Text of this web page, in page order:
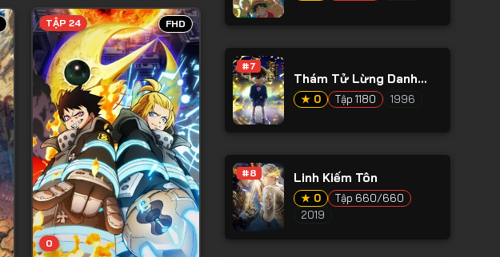
FHD
0
TẬP 24
#7
Thám Tử Lừng Danh
Conan
★ 0 Tập 1180 1996
#8 Linh Kiếm Tôn
★ 0
Tập 660/660
2019